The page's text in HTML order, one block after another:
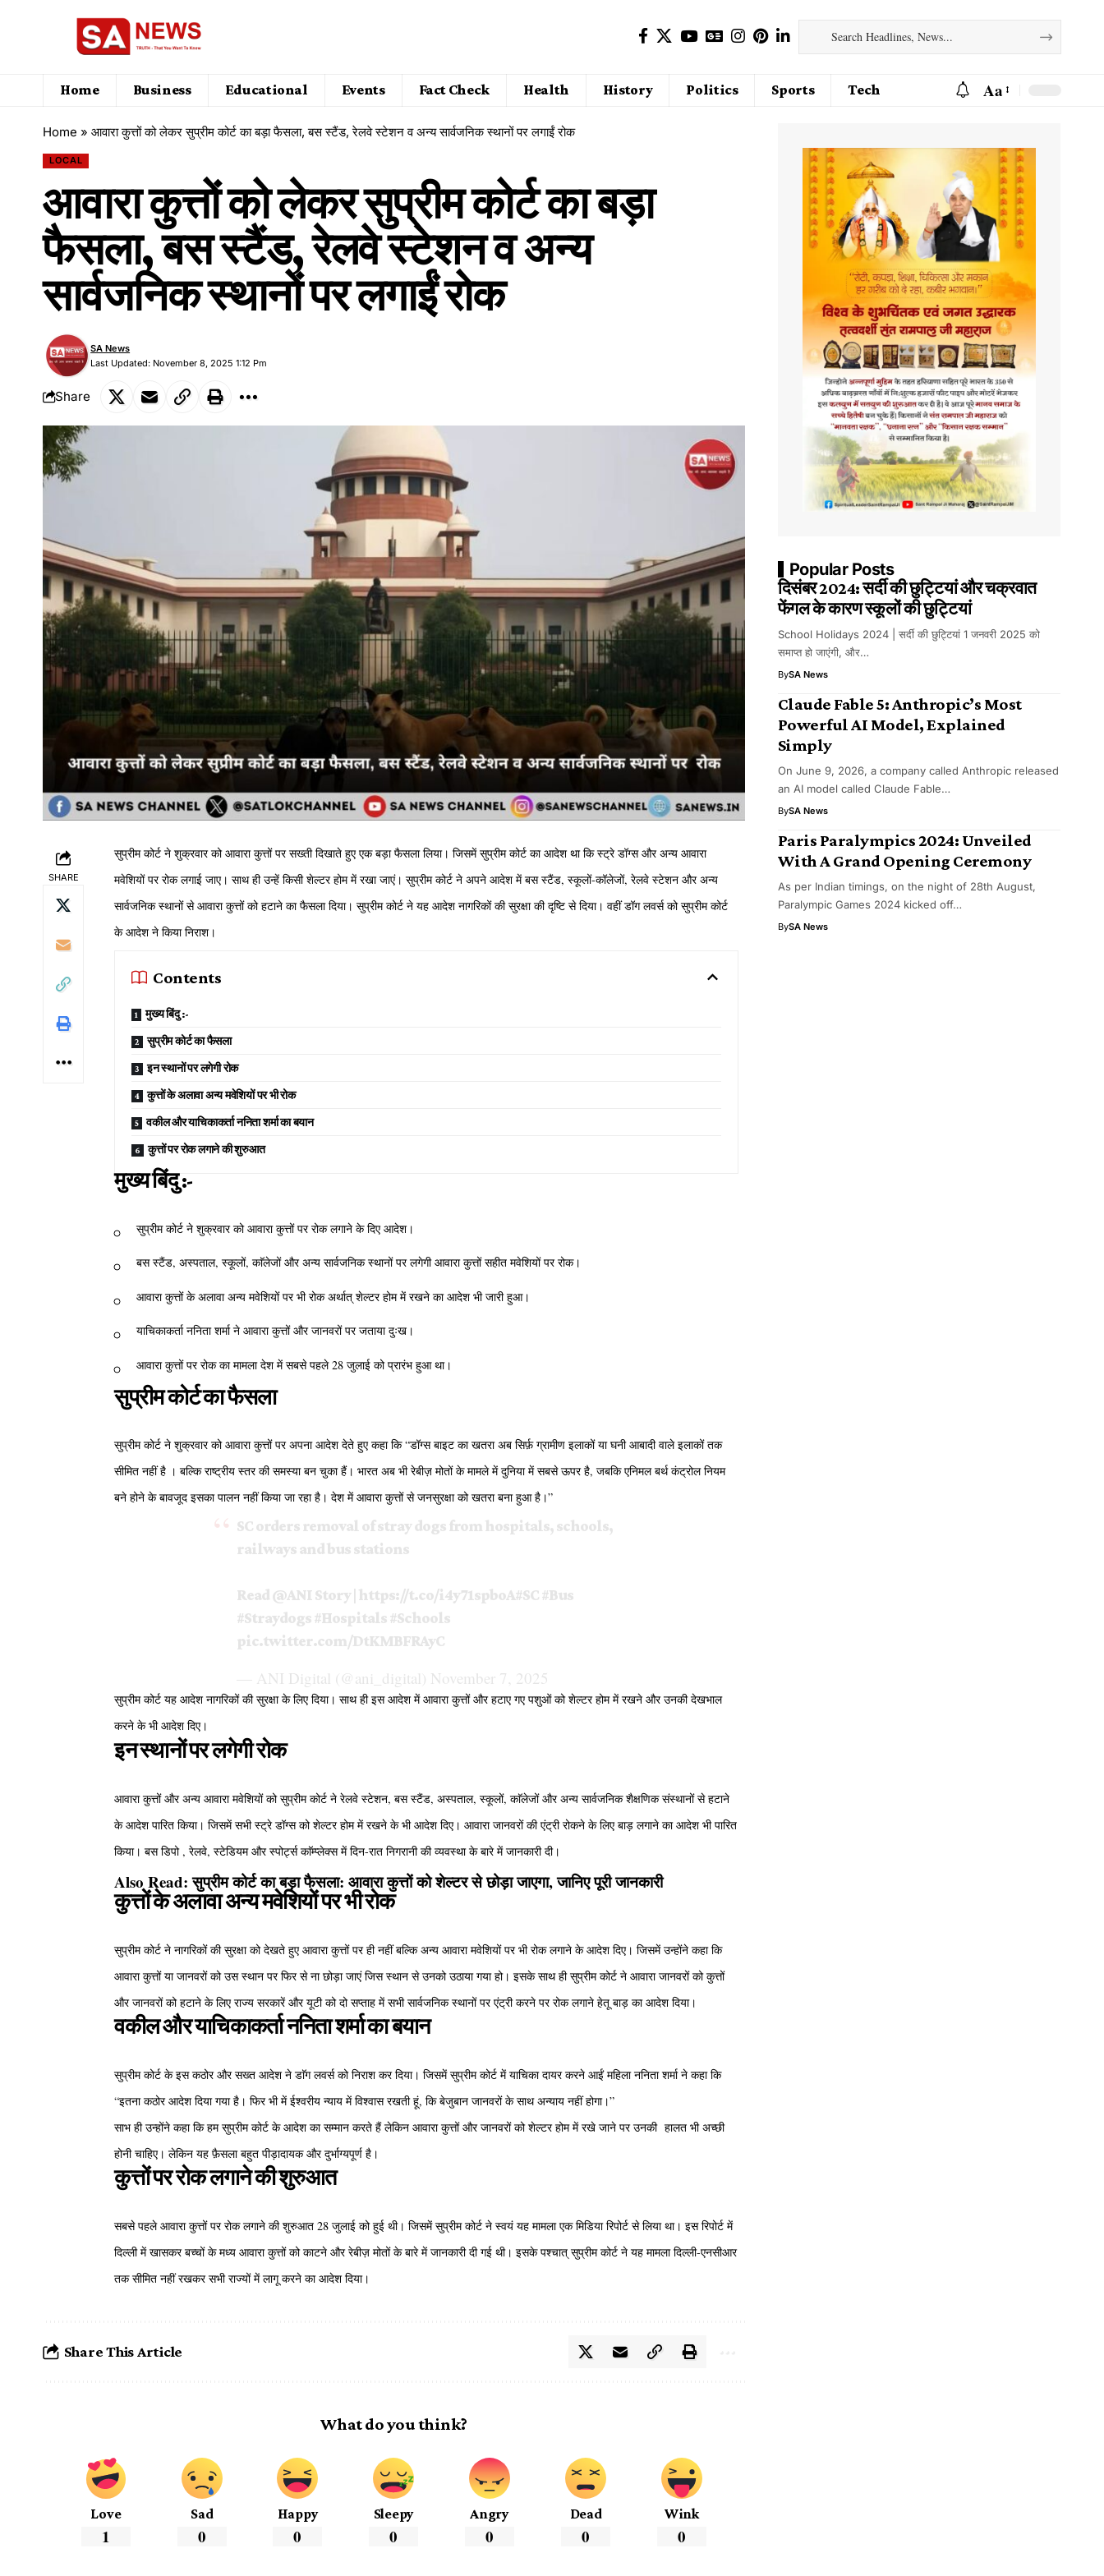
Home Business Educational Events Fact Check Health History Politics Sports Tech Aa
Home » आवारा कुत्तों को लेकर सुप्रीम कोर्ट का बड़ा फैसला, बस स्टैंड, रेलवे स्टेशन व अन्य सार्वजनिक स्थानों पर लगाईं रोक
LOCAL
आवारा कुत्तों को लेकर सुप्रीम कोर्ट का बड़ा
फैसला, बस स्टैंड, रेलवे स्टेशन व अन्य
सार्वजनिक स्थानों पर लगाईं रोक
Last Updated: November 8, 2025 1:12 Pm
SA News
Share
SHARE
सुप्रीम कोर्ट ने शुक्रवार को आवारा कुत्तों पर सख्ती दिखाते हुए एक बड़ा फैसला लिया। जिसमें सुप्रीम कोर्ट का आदेश था कि स्ट्रे डॉग्स और अन्य आवारा
मवेशियों पर रोक लगाई जाए। साथ ही उन्हें किसी शेल्टर होम में रखा जाएं। सुप्रीम कोर्ट ने अपने आदेश में बस स्टैंड, स्कूलों-कॉलेजों, रेलवे स्टेशन और अन्य
सार्वजनिक स्थानों से आवारा कुत्तों को हटाने का फैसला दिया। सुप्रीम कोर्ट ने यह आदेश नागरिकों की सुरक्षा की दृष्टि से दिया। वहीं डॉग लवर्स को सुप्रीम कोर्ट
के आदेश ने किया निराश।
Contents
मुख्य बिंदु :-
सुप्रीम कोर्ट का फैसला
इन स्थानों पर लगेगी रोक
कुत्तों के अलावा अन्य मवेशियों पर भी रोक
वकील और याचिकाकर्ता ननिता शर्मा का बयान
कुत्तों पर रोक लगाने की शुरुआत
मुख्य बिंदु :-
सुप्रीम कोर्ट ने शुक्रवार को आवारा कुत्तों पर रोक लगाने के दिए आदेश।
बस स्टैंड, अस्पताल, स्कूलों, काॅलेजों और अन्य सार्वजनिक स्थानों पर लगेगी आवारा कुत्तों सहीत मवेशियों पर रोक।
आवारा कुत्तों के अलावा अन्य मवेशियों पर भी रोक अर्थात् शेल्टर होम में रखने का आदेश भी जारी हुआ।
याचिकाकर्ता ननिता शर्मा ने आवारा कुत्तों और जानवरों पर जताया दुःख।
आवारा कुत्तों पर रोक का मामला देश में सबसे पहले 28 जुलाई को प्रारंभ हुआ था।
सुप्रीम कोर्ट का फैसला
सुप्रीम कोर्ट ने शुक्रवार को आवारा कुत्तों पर अपना आदेश देते हुए कहा कि “डॉग्स बाइट का खतरा अब सिर्फ़ ग्रामीण इलाकों या घनी आबादी वाले इलाकों तक
सीमित नहीं है । बल्कि राष्ट्रीय स्तर की समस्या बन चुका हैं। भारत अब भी रेबीज़ मोतों के मामले में दुनिया में सबसे ऊपर है, जबकि एनिमल बर्थ कंट्रोल नियम
बने होने के बावजूद इसका पालन नहीं किया जा रहा है। देश में आवारा कुत्तों से जनसुरक्षा को खतरा बना हुआ है।”
SC orders removal of stray dogs from hospitals, schools,
railways and bus stations
Read @ANIStory | https://t.co/i4y71spboA#SC#Bus
#Straydogs#Hospitals#Schools
pic.twitter.com/DtKMBFRAyC
— ANI Digital (@ani_digital) November 7, 2025
सुप्रीम कोर्ट यह आदेश नागरिकों की सुरक्षा के लिए दिया। साथ ही इस आदेश में आवारा कुत्तों और हटाए गए पशुओं को शेल्टर होम में रखने और उनकी देखभाल
करने के भी आदेश दिए।
इन स्थानों पर लगेगी रोक
आवारा कुत्तों और अन्य आवारा मवेशियों को सुप्रीम कोर्ट ने रेलवे स्टेशन, बस स्टैंड, अस्पताल, स्कूलों, काॅलेजों और अन्य सार्वजनिक शैक्षणिक संस्थानों से हटाने
के आदेश पारित किया। जिसमें सभी स्ट्रे डॉग्स को शेल्टर होम में रखने के भी आदेश दिए। आवारा जानवरों की एंट्री रोकने के लिए बाड़ लगाने का आदेश भी पारित
किया। बस डिपो , रेलवे, स्टेडियम और स्पोर्ट्स काॅम्प्लेक्स में दिन-रात निगरानी की व्यवस्था के बारे में जानकारी दी।
Also Read:सुप्रीम कोर्ट का बड़ा फैसला: आवारा कुत्तों को शेल्टर से छोड़ा जाएगा, जानिए पूरी जानकारी
कुत्तों के अलावा अन्य मवेशियों पर भी रोक
सुप्रीम कोर्ट ने नागरिकों की सुरक्षा को देखते हुए आवारा कुत्तों पर ही नहीं बल्कि अन्य आवारा मवेशियों पर भी रोक लगाने के आदेश दिए। जिसमें उन्होंने कहा कि
आवारा कुत्तों या जानवरों को उस स्थान पर फिर से ना छोड़ा जाएं जिस स्थान से उनको उठाया गया हो। इसके साथ ही सुप्रीम कोर्ट ने आवारा जानवरों को कुत्तों
और जानवरों को हटाने के लिए राज्य सरकारें और यूटी को दो सप्ताह में सभी सार्वजनिक स्थानों पर एंट्री करने पर रोक लगाने हेतू बाड़ का आदेश दिया।
वकील और याचिकाकर्ता ननिता शर्मा का बयान
सुप्रीम कोर्ट के इस कठोर और सख्त आदेश ने डाॅग लवर्स को निराश कर दिया। जिसमें सुप्रीम कोर्ट में याचिका दायर करने आईं महिला ननिता शर्मा ने कहा कि
“इतना कठोर आदेश दिया गया है। फिर भी में ईश्वरीय न्याय में विश्वास रखती हूं, कि बेजुबान जानवरों के साथ अन्याय नहीं होगा।”
साभ ही उन्होंने कहा कि हम सुप्रीम कोर्ट के आदेश का सम्मान करते हैं लेकिन आवारा कुत्तों और जानवरों को शेल्टर होम में रखे जाने पर उनकी हालत भी अच्छी
होनी चाहिए। लेकिन यह फ़ैसला बहुत पीड़ादायक और दुर्भाग्यपूर्ण है।
कुत्तों पर रोक लगाने की शुरुआत
सबसे पहले आवारा कुत्तों पर रोक लगाने की शुरुआत 28 जुलाई को हुई थी। जिसमें सुप्रीम कोर्ट ने स्वयं यह मामला एक मिडिया रिपोर्ट से लिया था। इस रिपोर्ट में
दिल्ली में खासकर बच्चों के मध्य आवारा कुत्तों को काटने और रेबीज़ मोतों के बारे में जानकारी दी गई थी। इसके पश्चात् सुप्रीम कोर्ट ने यह मामला दिल्ली-एनसीआर‌
तक सीमित नहीं रखकर सभी राज्यों में लागू करने का आदेश दिया।
Share This Article
What do you think?
Love
1
Sad
0
Happy
0
Sleepy
0
Angry
0
Dead
0
Wink
0
Popular Posts
दिसंबर 2024: सर्दी की छुट्टियां और चक्रवात
फेंगल के कारण स्कूलों की छुट्टियां
School Holidays 2024 | सर्दी की छुट्टियां 1 जनवरी 2025 को
समाप्त हो जाएंगी, और…
BySA News
Claude Fable 5: Anthropic’s Most
Powerful AI Model, Explained
Simply
On June 9, 2026, a company called Anthropic released
an AI model called Claude Fable…
BySA News
Paris Paralympics 2024: Unveiled
With A Grand Opening Ceremony
As per Indian timings, on the night of 28th August,
Paralympic Games 2024 kicked off…
BySA News